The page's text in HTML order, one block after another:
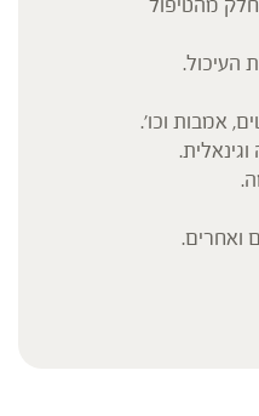
חלק מהטיפול
העיכול.
אמבות וכו'.
ואחרים.